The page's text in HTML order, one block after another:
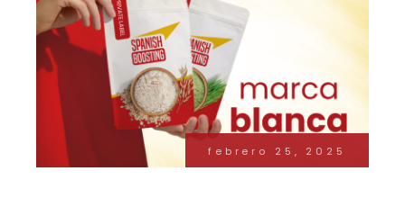
febrero 25, 2025